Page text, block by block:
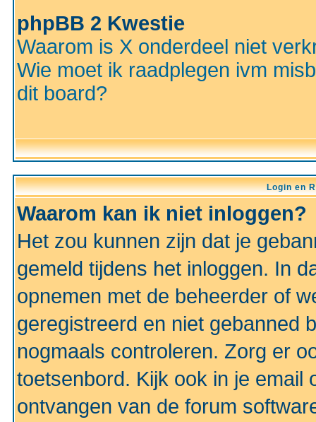
phpBB 2 Kwestie
Waarom is X onderdeel niet
Wie moet ik raadplegen ivm
dit board?
Login en
Waarom kan ik niet inloggen?
Het zou kunnen zijn dat je
gemeld tijdens het inloggen. In
opnemen met de beheerder of
geregistreerd en niet gebanned
nogmaals controleren. Zorg er
toetsenbord. Kijk ook in je email
ontvangen van de forum